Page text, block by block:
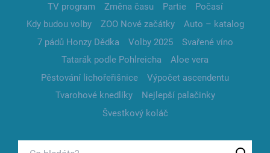
TV program
Změna času Partie
Počasí
Kdy budou volby
ZOO Nové začátky
Auto – katalog
7 pádů Honzy Dědka
Volby 2025
Svařené víno
Tatarák podle Pohlreicha
Aloe vera
Pěstování lichořeřišnice
Výpočet ascendentu
Tvarohové knedlíky
Nejlepší palačinky
Švestkový koláč